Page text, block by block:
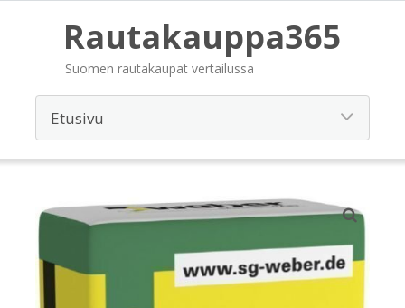
Rautakauppa365
Suomen rautakaupat vertailussa